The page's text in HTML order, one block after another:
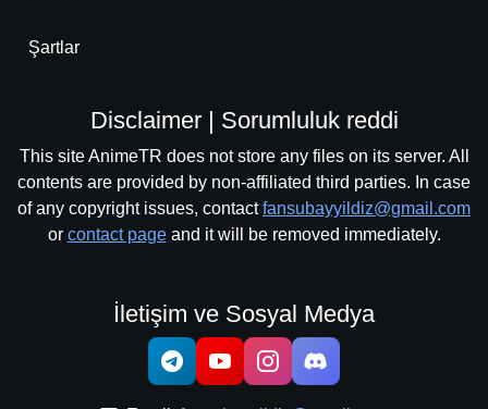
Şartlar
Disclaimer | Sorumluluk reddi
This site AnimeTR does not store any files on its server. All
contents are provided by non-affiliated third parties. In case
of any copyright issues, contactfansubayyildiz@gmail.com
or contact pageand it will be removed immediately.
İletişim ve Sosyal Medya